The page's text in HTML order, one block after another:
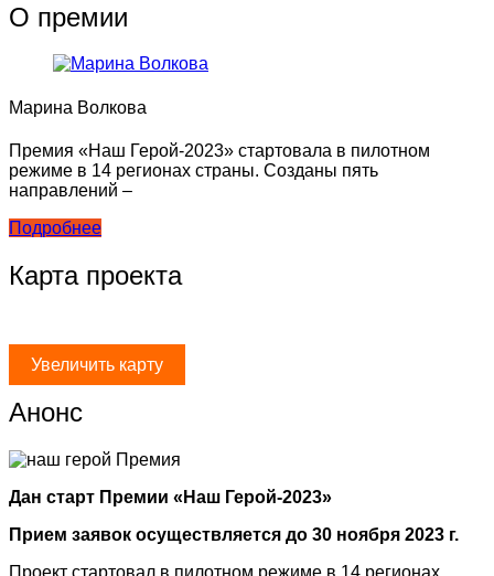
О премии
Марина Волкова
Премия «Наш Герой-2023» стартовала в пилотном
режиме в 14 регионах страны. Созданы пять
направлений –
Подробнее
Карта проекта
Увеличить карту
Анонс
Дан старт Премии «Наш Герой-2023»
Прием заявок осуществляется до 30 ноября 2023 г.
Проект стартовал в пилотном режиме в 14 регионах